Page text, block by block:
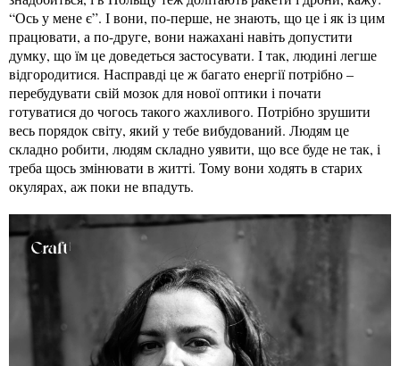
“Ось у мене є”. І вони, по-перше, не знають, що це і як із цим
працювати, а по-друге, вони нажахані навіть допустити
думку, що їм це доведеться застосувати. І так, людині легше
відгородитися. Насправді це ж багато енергії потрібно –
перебудувати свій мозок для нової оптики і почати
готуватися до чогось такого жахливого. Потрібно зрушити
весь порядок світу, який у тебе вибудований. Людям це
складно робити, людям складно уявити, що все буде не так, і
треба щось змінювати в житті. Тому вони ходять в старих
окулярах, аж поки не впадуть.